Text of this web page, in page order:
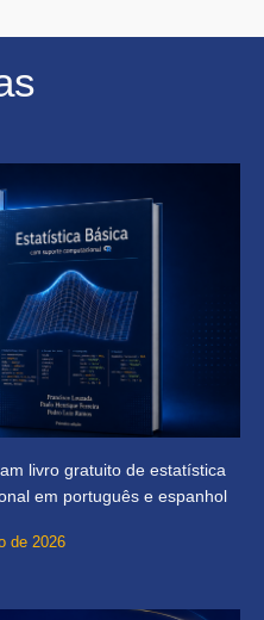
livro gratuito de estatística
em português e espanhol
de 2026